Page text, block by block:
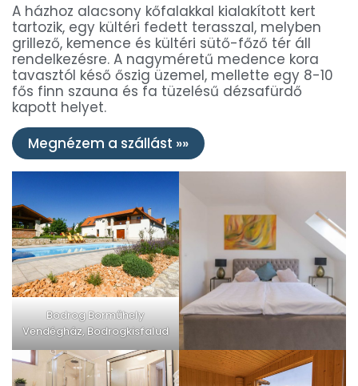
A házhoz alacsony kőfalakkal kialakított kert
tartozik, egy kültéri fedett terasszal, melyben
grillező, kemence és kültéri sütő-főző tér áll
rendelkezésre. A nagyméretű medence kora
tavasztól késő őszig üzemel, mellette egy 8-10
fős finn szauna és fa tüzelésű dézsafürdő
kapott helyet.
Megnézem a szállást »»
Bodrog Borműhely
Vendégház, Bodrogkisfalud